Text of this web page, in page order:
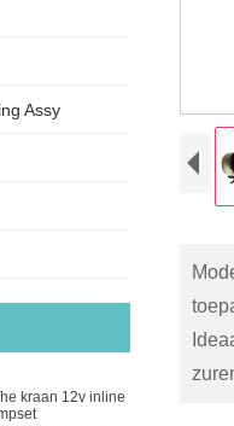
Assy
kraan 12v inline